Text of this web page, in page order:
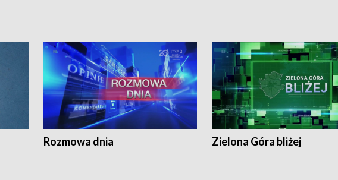
Rozmowa dnia Zielona Góra bliżej